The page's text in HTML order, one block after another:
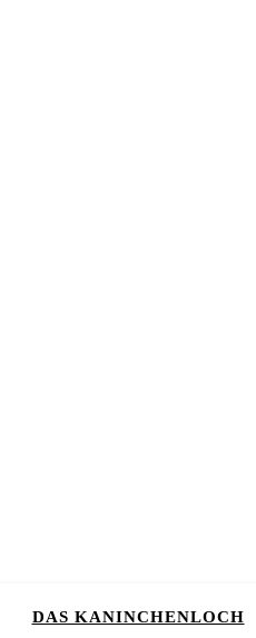
DAS KANINCHENLOCH